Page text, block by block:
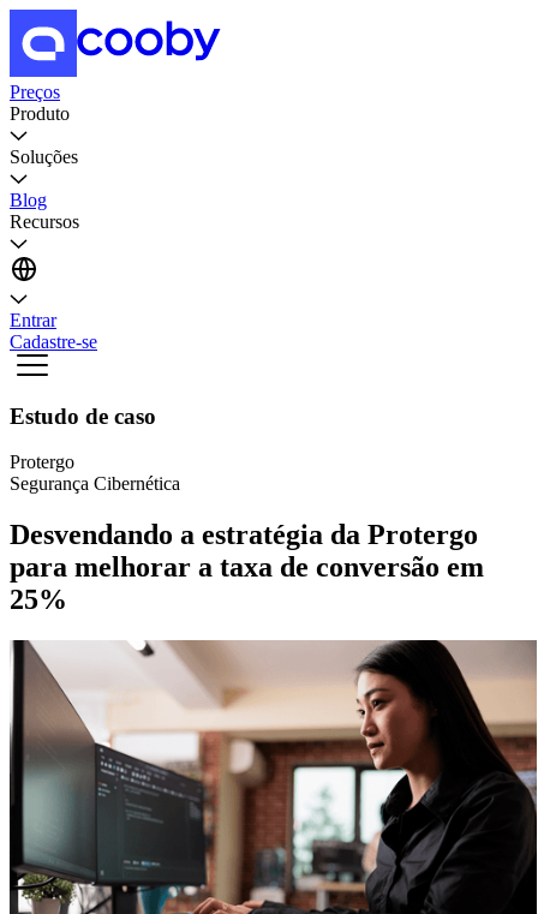
Preços
Produto
Soluções
Blog
Recursos
Entrar
Cadastre-se
Estudo de caso
Protergo
Segurança Cibernética
Desvendando a estratégia da Protergo
para melhorar a taxa de conversão em
25%